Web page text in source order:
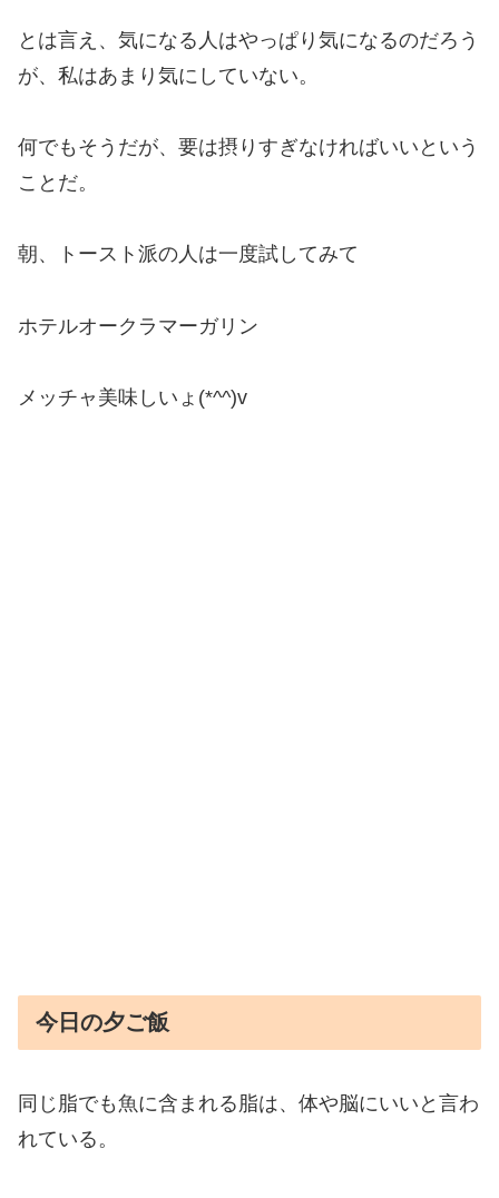
とは言え、気になる人はやっぱり気になるのだろう
が、私はあまり気にしていない。
何でもそうだが、要は摂りすぎなければいいという
ことだ。
朝、トースト派の人は一度試してみて
ホテルオークラマーガリン
メッチャ美味しいょ(*^^)v
今日の夕ご飯
同じ脂でも魚に含まれる脂は、体や脳にいいと言わ
れている。